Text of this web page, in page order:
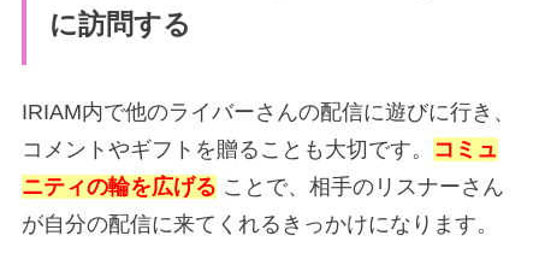
に訪問する
IRIAM内で他のライバーさんの配信に遊びに行き、
コメントやギフトを贈ることも大切です。 コミュ
ニティの輪を広げる ことで、相手のリスナーさん
が自分の配信に来てくれるきっかけになります。